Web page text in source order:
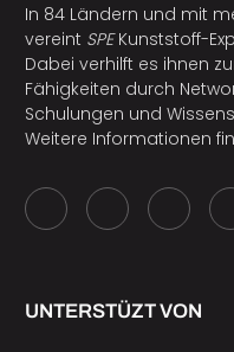
In 84 Ländern und mit
vereint SPEKunststoff-
Dabei verhilft es ihnen
Fähigkeiten durch
Schulungen und
Weitere Informationen
UNTERSTÜZT VON